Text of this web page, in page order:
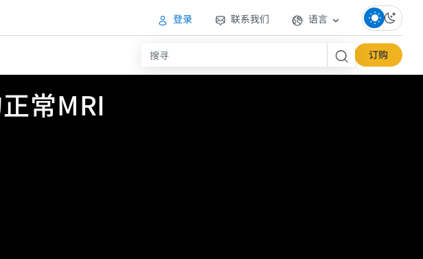
登录 联系我们 语言
订购
常MRI